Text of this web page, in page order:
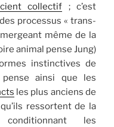
collectif ; c’est
processus « trans-
même de la
animal pense Jung)
instinctives de
ainsi que les
les plus anciens de
ressortent de la
les